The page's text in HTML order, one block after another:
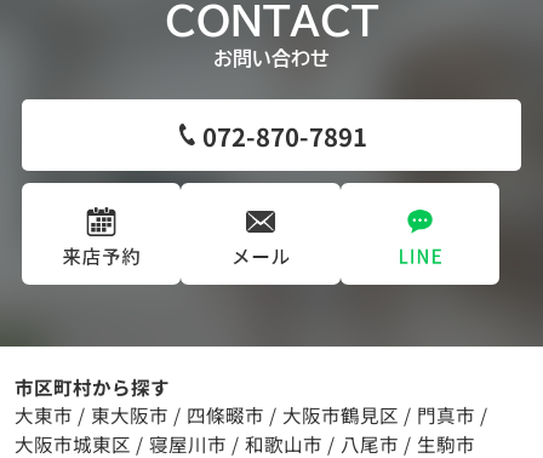
CONTACT
お問い合わせ
072-870-7891
市区町村から探す
大東市 / 東大阪市 / 四條畷市 / 大阪市鶴見区 / 門真市 /
大阪市城東区 / 寝屋川市 / 和歌山市 / 八尾市 / 生駒市